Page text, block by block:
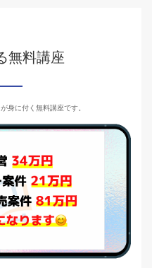
無料講座
身に付く無料講座です。